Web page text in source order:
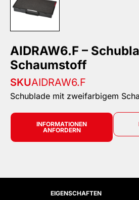
AIDRAW6.F –
Schaumstoff
SKUAIDRAW6.F
Schublade mit zweifarbigem
INFORMATIONEN
ANFORDERN
EIGENSCHAFTEN